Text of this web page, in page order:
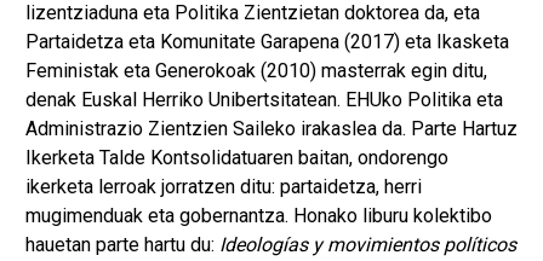
lizentziaduna eta Politika Zientzietan doktorea da, eta
Partaidetza eta Komunitate Garapena (2017) eta Ikasketa
Feministak eta Generokoak (2010) masterrak egin ditu,
denak Euskal Herriko Unibertsitatean. EHUko Politika eta
Administrazio Zientzien Saileko irakaslea da. Parte Hartuz
Ikerketa Talde Kontsolidatuaren baitan, ondorengo
ikerketa lerroak jorratzen ditu: partaidetza, herri
mugimenduak eta gobernantza. Honako liburu kolektibo
hauetan parte hartu du: Ideologías y movimientos políticos